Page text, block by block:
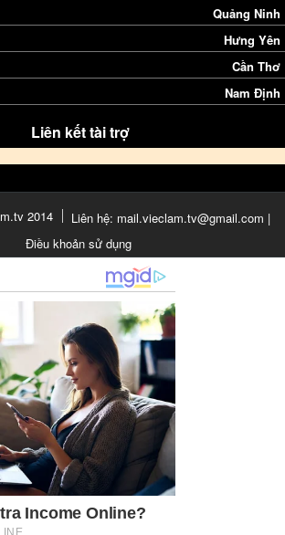
Quảng Ninh
Hưng Yên
Cần Thơ
Nam Định
Liên kết tài trợ
2014
Liên hệ: mail.vieclam.tv@gmail.com |
Điều khoản sử dụng